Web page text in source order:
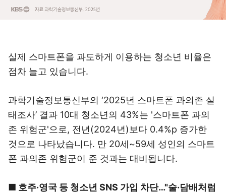
실제 스마트폰을 과도하게 이용하는 청소년 비율은
점차 늘고 있습니다.
과학기술정보통신부의 ‘2025년 스마트폰 과의존 실
태조사’ 결과 10대 청소년의 43%는 '스마트폰 과의
존 위험군'으로, 전년(2024년)보다 0.4%p 증가한
것으로 나타났습니다. 만 20세~59세 성인의 스마트
폰 과의존 위험군이 준 것과는 대비됩니다.
■ 호주·영국 등 청소년 SNS 가입 차단…"술·담배처럼